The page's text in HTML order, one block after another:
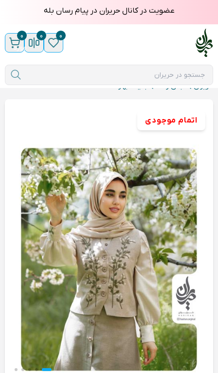
عضویت در کانال حریران در پیام رسان بله
0
0
0
مورد
حریران لباس زنانه جلیقه بهاردخت
اتمام موجودی